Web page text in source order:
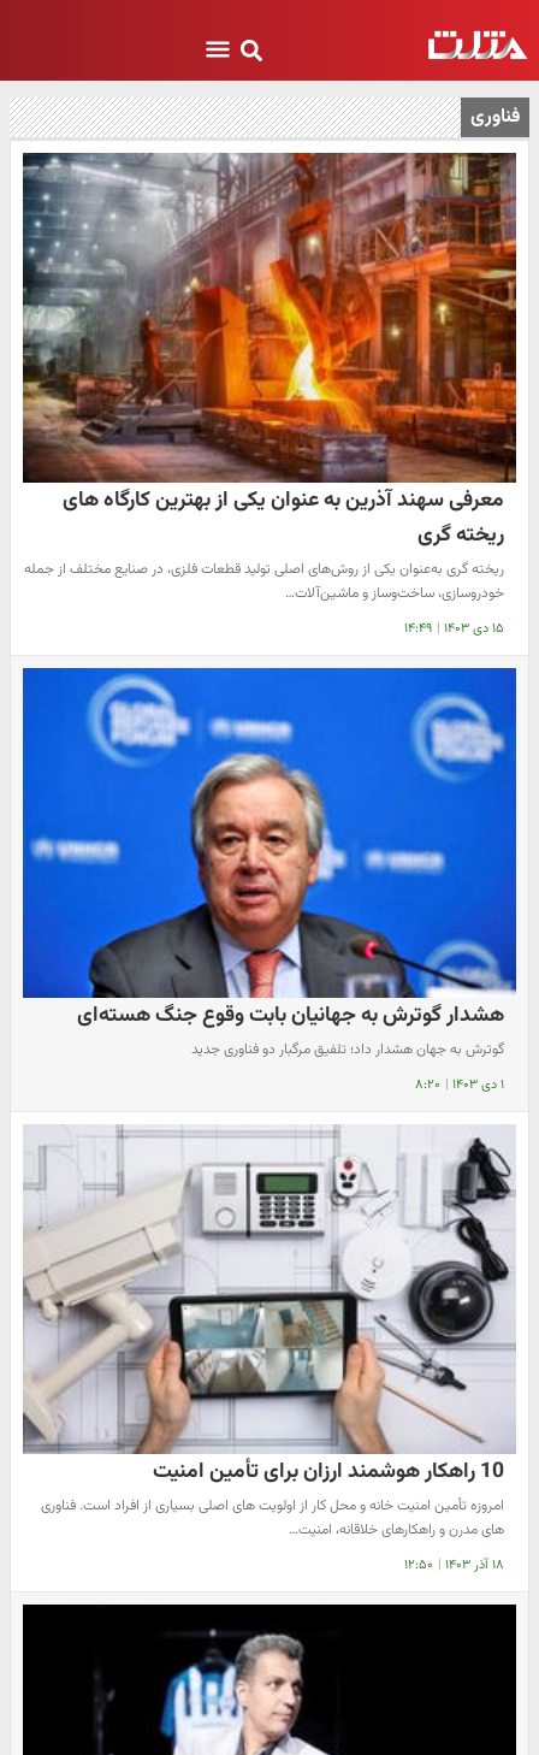
فناوری
معرفی سهند آذرین به عنوان یکی از بهترین کارگاه‌ های
ریخته‌ گری
ریخته‌ گری به‌عنوان یکی از روش‌های اصلی تولید قطعات فلزی، در صنایع مختلف از جمله
خودروسازی، ساخت‌وساز و ماشین‌آلات…
۱۵ دی ۱۴۰۳ | ۱۴:۴۹
هشدار گوترش به جهانیان بابت وقوع جنگ هسته‌ای
گوترش به جهان هشدار داد؛ تلفیق مرگبار دو فناوری جدید
۱ دی ۱۴۰۳ | ۸:۲۰
10 راهکار هوشمند ارزان برای تأمین امنیت
امروزه تأمین امنیت خانه و محل کار از اولویت های اصلی بسیاری از افراد است. فناوری
های مدرن و راهکارهای خلاقانه، امنیت…
۱۸ آذر ۱۴۰۳ | ۱۲:۵۰